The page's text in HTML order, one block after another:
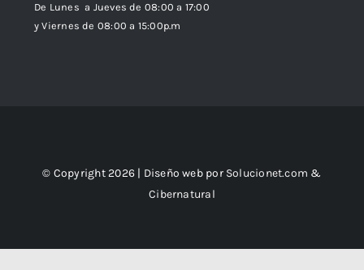
De Lunes a Jueves de 08:00 a 17:00
y Viernes de 08:00 a 15:00p.m
© Copyright 2026 | Diseño web por Solucionet.com &
Cibernatural